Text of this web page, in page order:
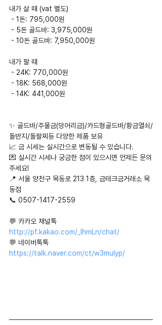
내가 살 때 (vat 별도)
- 1돈: 795,000원
- 5돈 골드바: 3,975,000원
- 10돈 골드바: 7,950,000원
내가 팔 때
- 24K: 770,000원
- 18K: 568,000원
- 14K: 441,000원
✨ 골드바/주물금(덩어리금)/카드형골드바/황금열쇠/
돌반지/돌팔찌등 다양한 제품 보유
📈 금 시세는 실시간으로 변동될 수 있습니다.
💌 실시간 시세나 궁금한 점이 있으시면 언제든 문의
주세요!
📍 서울 양천구 목동로 213 1층, 금테크금거래소 목
동점
📞 0507-1417-2559
💬 카카오 채널톡
http://pf.kakao.com/_IhmLn/chat/
💬 네이버톡톡
https://talk.naver.com/ct/w3mulyp/